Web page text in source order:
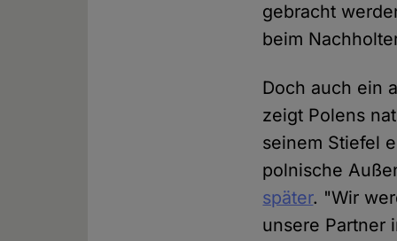
gebracht
beim
Doch auch ein
zeigt Polens
seinem Stiefel
polnische
später. "Wir
unsere Partner